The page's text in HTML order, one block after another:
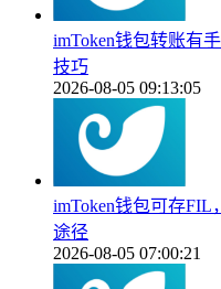
imToken钱包转账有
技巧
2026-08-05 09:13:05
imToken钱包可存
途径
2026-08-05 07:00:21